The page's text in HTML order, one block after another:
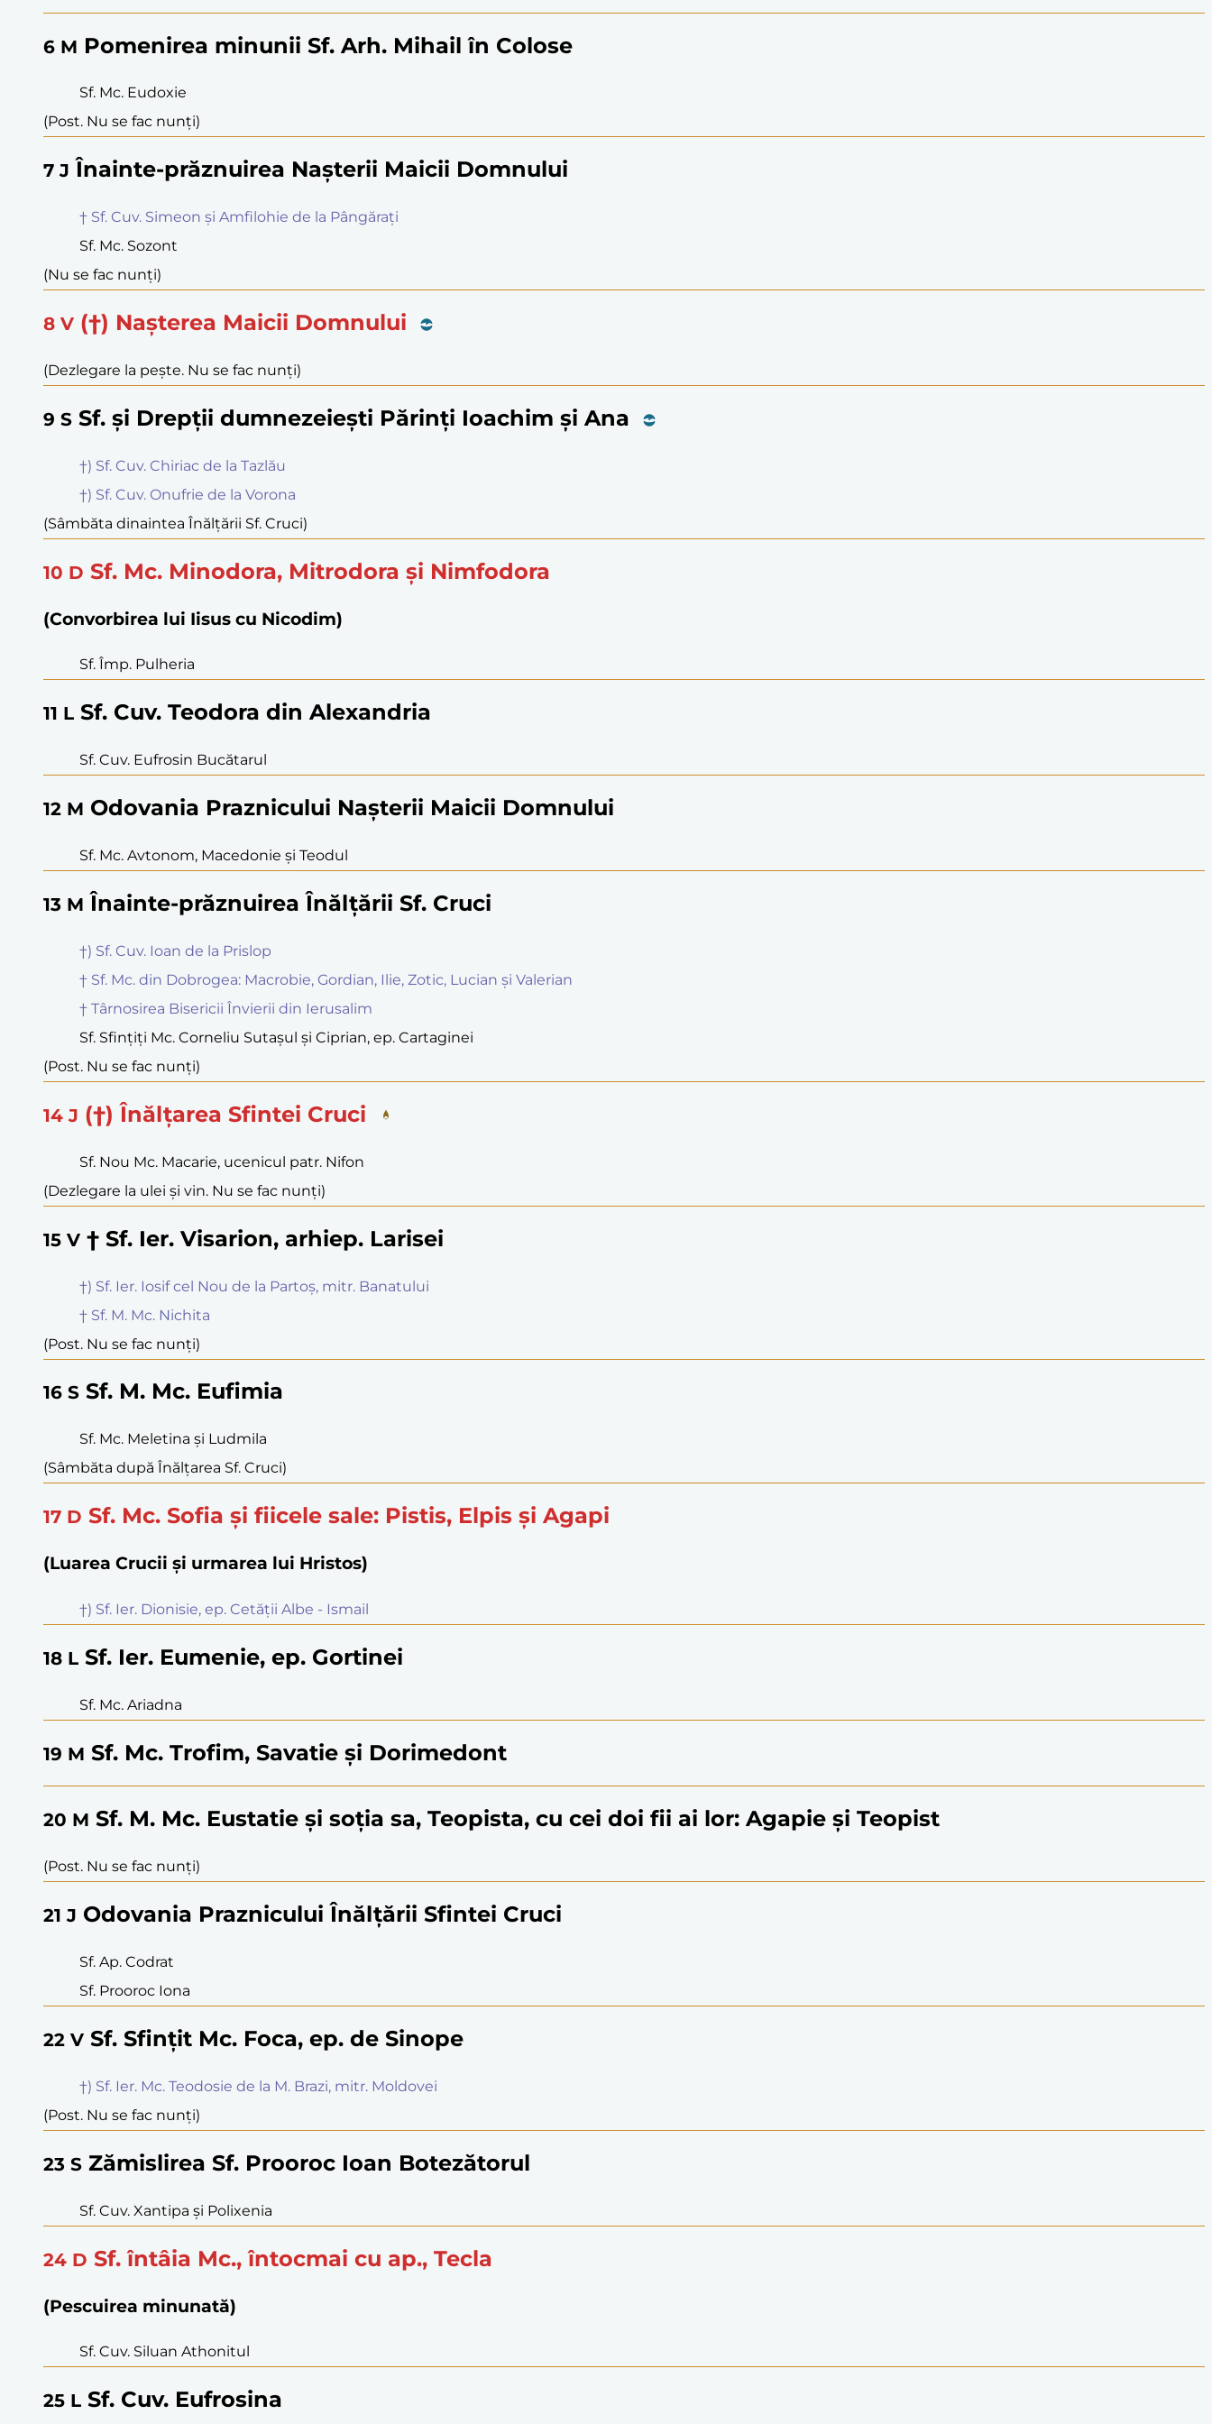
6 M Pomenirea minunii Sf. Arh. Mihail în Colose
Sf. Mc. Eudoxie
(Post. Nu se fac nunți)
7 J Înainte-prăznuirea Nașterii Maicii Domnului
† Sf. Cuv. Simeon și Amfilohie de la Pângărați
Sf. Mc. Sozont
(Nu se fac nunți)
8 V (†) Nașterea Maicii Domnului
(Dezlegare la pește. Nu se fac nunți)
9 S Sf. și Drepții dumnezeiești Părinți Ioachim și Ana
†) Sf. Cuv. Chiriac de la Tazlău
†) Sf. Cuv. Onufrie de la Vorona
(Sâmbăta dinaintea Înălțării Sf. Cruci)
10 D Sf. Mc. Minodora, Mitrodora și Nimfodora
(Convorbirea lui Iisus cu Nicodim)
Sf. Împ. Pulheria
11 L Sf. Cuv. Teodora din Alexandria
Sf. Cuv. Eufrosin Bucătarul
12 M Odovania Praznicului Nașterii Maicii Domnului
Sf. Mc. Avtonom, Macedonie și Teodul
13 M Înainte-prăznuirea Înălțării Sf. Cruci
†) Sf. Cuv. Ioan de la Prislop
† Sf. Mc. din Dobrogea: Macrobie, Gordian, Ilie, Zotic, Lucian și Valerian
† Târnosirea Bisericii Învierii din Ierusalim
Sf. Sfințiți Mc. Corneliu Sutașul și Ciprian, ep. Cartaginei
(Post. Nu se fac nunți)
14 J (†) Înălțarea Sfintei Cruci
Sf. Nou Mc. Macarie, ucenicul patr. Nifon
(Dezlegare la ulei și vin. Nu se fac nunți)
15 V † Sf. Ier. Visarion, arhiep. Larisei
†) Sf. Ier. Iosif cel Nou de la Partoș, mitr. Banatului
† Sf. M. Mc. Nichita
(Post. Nu se fac nunți)
16 S Sf. M. Mc. Eufimia
Sf. Mc. Meletina și Ludmila
(Sâmbăta după Înălțarea Sf. Cruci)
17 D Sf. Mc. Sofia și fiicele sale: Pistis, Elpis și Agapi
(Luarea Crucii și urmarea lui Hristos)
†) Sf. Ier. Dionisie, ep. Cetății Albe - Ismail
18 L Sf. Ier. Eumenie, ep. Gortinei
Sf. Mc. Ariadna
19 M Sf. Mc. Trofim, Savatie și Dorimedont
20 M Sf. M. Mc. Eustatie și soția sa, Teopista, cu cei doi fii ai lor: Agapie și Teopist
(Post. Nu se fac nunți)
21 J Odovania Praznicului Înălțării Sfintei Cruci
Sf. Ap. Codrat
Sf. Prooroc Iona
22 V Sf. Sfințit Mc. Foca, ep. de Sinope
†) Sf. Ier. Mc. Teodosie de la M. Brazi, mitr. Moldovei
(Post. Nu se fac nunți)
23 S Zămislirea Sf. Prooroc Ioan Botezătorul
Sf. Cuv. Xantipa și Polixenia
24 D Sf. întâia Mc., întocmai cu ap., Tecla
(Pescuirea minunată)
Sf. Cuv. Siluan Athonitul
25 L Sf. Cuv. Eufrosina